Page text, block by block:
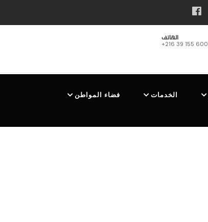
الهاتف
+216 39 155 600
الخدمات فضاء المواطن